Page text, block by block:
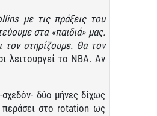
με τις πράξεις του
στα «παιδιά» μας.
τον στηρίζουμε. Θα τον
λειτουργεί το NBA. Αν
δύο μήνες δίχως
περάσει στο rotation ως